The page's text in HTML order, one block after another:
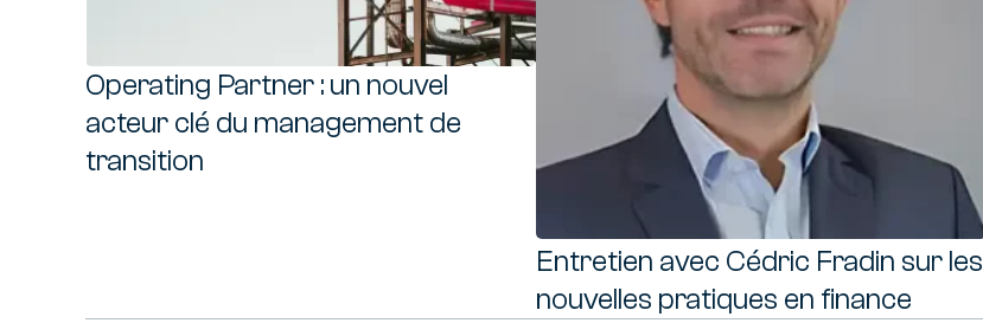
Operating Partner : un nouvel
acteur clé du management de
transition
Entretien avec Cédric Fradin sur les
nouvelles pratiques en finance